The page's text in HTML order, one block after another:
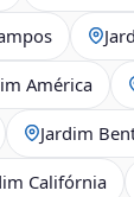
América
Jardim
Califórnia